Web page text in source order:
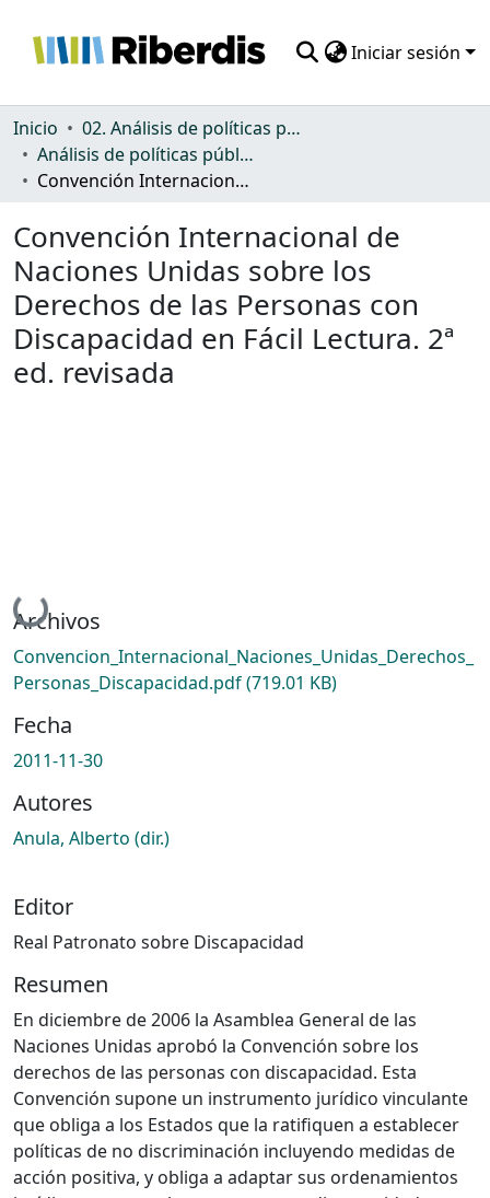
Iniciar sesión
Comunidades
Todo DSpace
Inicio
02. Análisis de políticas públicas y normativa sobre discapacidad
Análisis de políticas públicas y normativa sobre discapacidad
Convención Internacional de Naciones Unidas sobre los Derechos de las Personas con Discapacidad en Fácil Lectura. 2ª ed. revisada
Convención Internacional de
Naciones Unidas sobre los
Derechos de las Personas con
Discapacidad en Fácil Lectura. 2ª
ed. revisada
Cargando...
Archivos
Convencion_Internacional_Naciones_Unidas_Derechos_
Personas_Discapacidad.pdf(719.01 KB)
Fecha
2011-11-30
Autores
Anula, Alberto (dir.)
Editor
Real Patronato sobre Discapacidad
Resumen
En diciembre de 2006 la Asamblea General de las
Naciones Unidas aprobó la Convención sobre los
derechos de las personas con discapacidad. Esta
Convención supone un instrumento jurídico vinculante
que obliga a los Estados que la ratifiquen a establecer
políticas de no discriminación incluyendo medidas de
acción positiva, y obliga a adaptar sus ordenamientos